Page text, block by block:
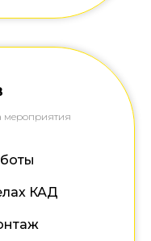
мероприятия
КАД